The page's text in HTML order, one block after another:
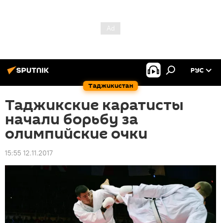
Таджикистан
РУС
Таджикские каратисты
начали борьбу за
олимпийские очки
15:55 12.11.2017